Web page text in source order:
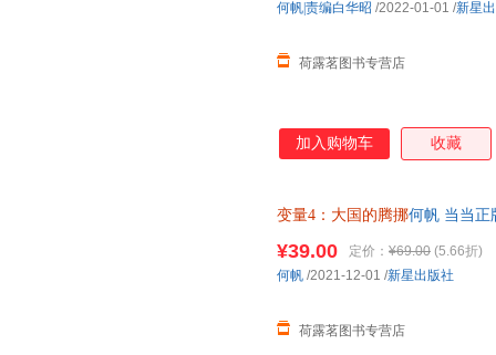
荷露茗图书专营店
何帆|责编白华昭 /2022-01-01 /新星
加入购物车 收藏
变量4：大国的腾挪何帆 当当正
¥39.00 定价： ¥69.00 (5.66折)
荷露茗图书专营店
何帆 /2021-12-01 /新星出版社